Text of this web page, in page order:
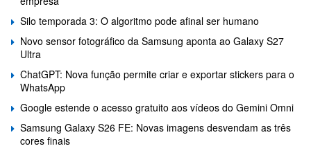
Silo temporada 3: O algoritmo pode afinal ser humano
Novo sensor fotográfico da Samsung aponta ao Galaxy S27
Ultra
ChatGPT: Nova função permite criar e exportar stickers para o
WhatsApp
Google estende o acesso gratuito aos vídeos do Gemini Omni
Samsung Galaxy S26 FE: Novas imagens desvendam as três
cores finais